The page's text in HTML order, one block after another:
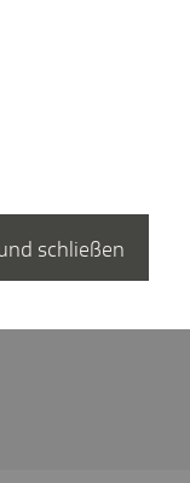
schließen